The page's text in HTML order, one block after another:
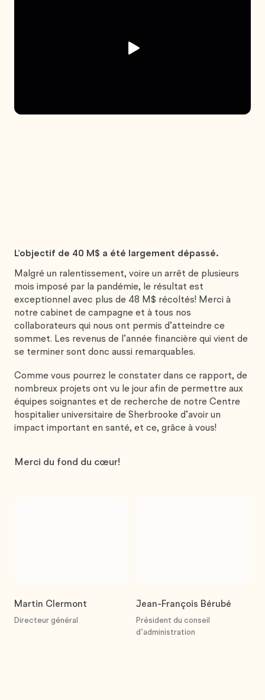
L’objectif de 40 M$ a été largement dépassé.
Malgré un ralentissement, voire un arrêt de plusieurs
mois imposé par la pandémie, le résultat est
exceptionnel avec plus de 48 M$ récoltés! Merci à
notre cabinet de campagne et à tous nos
collaborateurs qui nous ont permis d’atteindre ce
sommet. Les revenus de l’année financière qui vient de
se terminer sont donc aussi remarquables.
Comme vous pourrez le constater dans ce rapport, de
nombreux projets ont vu le jour afin de permettre aux
équipes soignantes et de recherche de notre Centre
hospitalier universitaire de Sherbrooke d’avoir un
impact important en santé, et ce, grâce à vous!
Merci du fond du cœur!
Martin Clermont
Directeur général
Jean-François Bérubé
Président du conseil
d’administration